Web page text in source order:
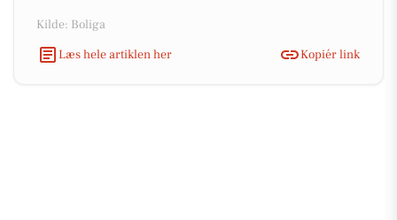
Kilde: Boliga
Læs hele artiklen her
Kopiér link